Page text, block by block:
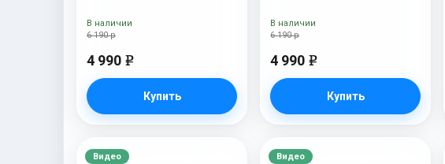
6 190 р
4 990 e
Купить
В наличии
6 190 р
4 990 e
Купить
В наличии
Видео Видео